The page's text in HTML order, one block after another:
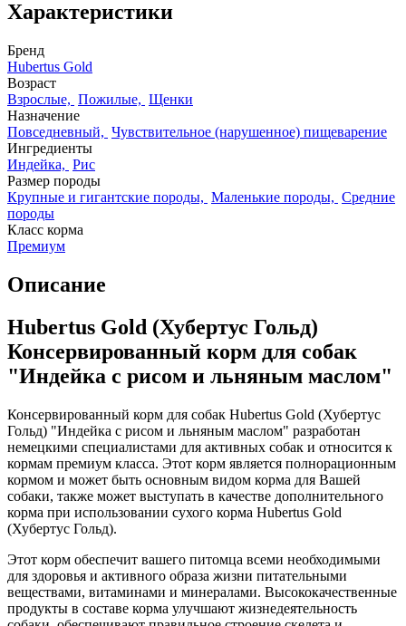
Характеристики
Бренд
Hubertus Gold
Возраст
Взрослые, Пожилые, Щенки
Назначение
Повседневный, Чувствительное (нарушенное) пищеварение
Ингредиенты
Индейка, Рис
Размер породы
Крупные и гигантские породы, Маленькие породы, Средние
породы
Класс корма
Премиум
Описание
Hubertus Gold (Хубертус Гольд)
Консервированный корм для собак
"Индейка с рисом и льняным маслом"
Консервированный корм для собак Hubertus Gold (Хубертус
Гольд) "Индейка с рисом и льняным маслом" разработан
немецкими специалистами для активных собак и относится к
кормам премиум класса. Этот корм является полнорационным
кормом и может быть основным видом корма для Вашей
собаки, также может выступать в качестве дополнительного
корма при использовании сухого корма Hubertus Gold
(Хубертус Гольд).
Этот корм обеспечит вашего питомца всеми необходимыми
для здоровья и активного образа жизни питательными
веществами, витаминами и минералами. Высококачественные
продукты в составе корма улучшают жизнедеятельность